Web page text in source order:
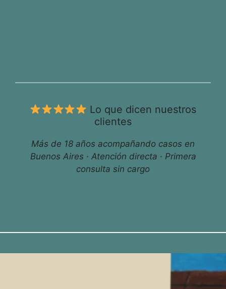
Lo que dicen nuestros
clientes
Más de 18 años acompañando casos en
Buenos Aires · Atención directa · Primera
consulta sin cargo